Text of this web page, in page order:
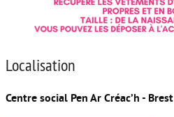
Localisation
Centre social Pen Ar Créac’h - Brest